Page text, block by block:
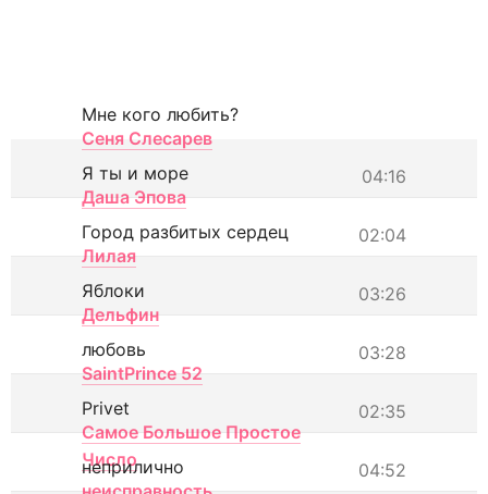
Мне кого любить?
Сеня Слесарев
04:16
Я ты и море
Даша Эпова
02:04
Город разбитых сердец
Лилая
03:26
Яблоки
Дельфин
03:28
любовь
SaintPrince 52
02:35
Privet
Самое Большое Простое
Число
04:52
неприлично